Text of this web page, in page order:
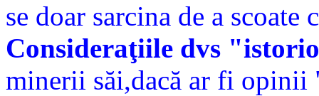
se doar sarcina de a scoate
Consideraţiile dvs
minerii săi,dacă ar fi opinii